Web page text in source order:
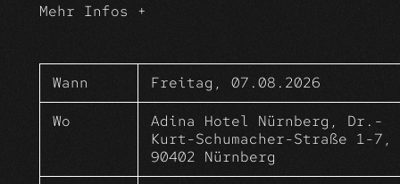
Mehr Infos +
join us for a sunny daydrinking
rooftop happening.
limited space. be quick.
Wann Freitag, 07.08.2026
Wo
Adina Hotel Nürnberg, Dr.-
Kurt-Schumacher-Straße 1-7,
90402 Nürnberg